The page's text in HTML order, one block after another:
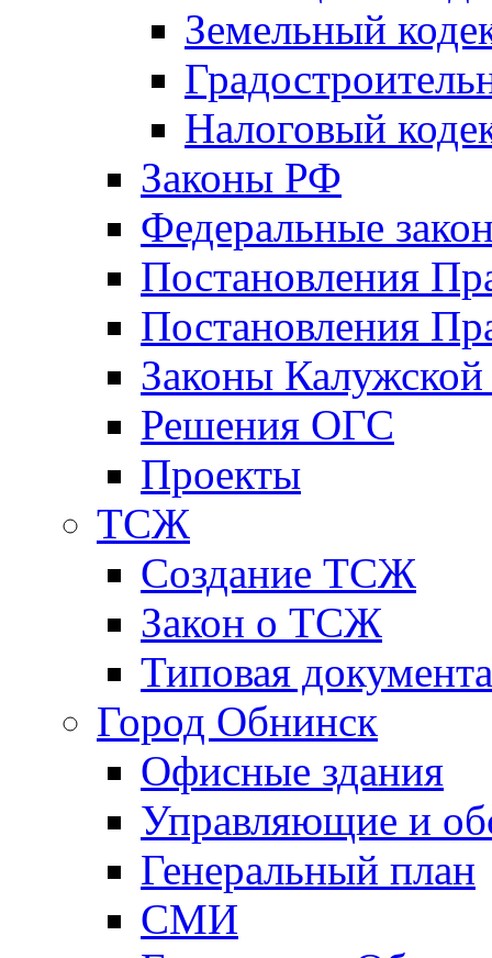
Земельный
Налоговый
Законы РФ
Федеральные
Постановления
Постановления
Законы Калужской
Решения ОГС
Проекты
ТСЖ
Создание ТСЖ
Закон о ТСЖ
Типовая
Город Обнинск
Офисные здания
Управляющие и
Генеральный план
СМИ